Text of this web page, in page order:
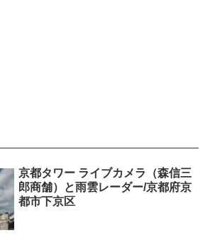
京都タワー ライブカメラ（森信三
郎商舗）と雨雲レーダー/京都府京
都市下京区